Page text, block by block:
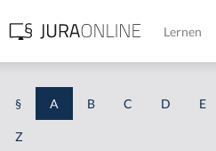
Lernen
§ A B C D E
Z